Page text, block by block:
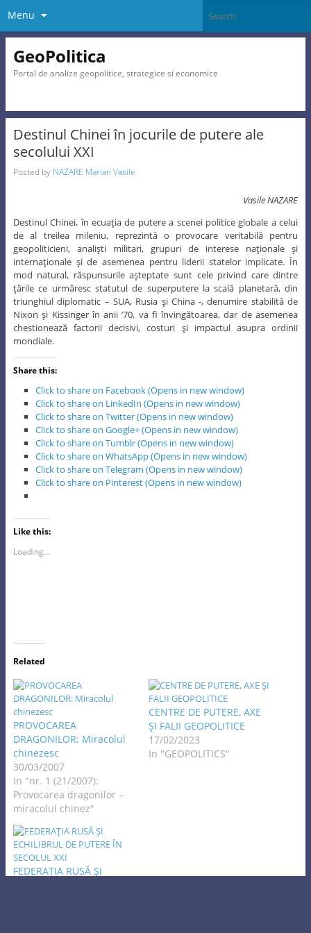
Menu
GeoPolitica
Portal de analize geopolitice, strategice si economice
Destinul Chinei în jocurile de putere ale
secolului XXI
Posted by NAZARE Marian Vasile
Vasile NAZARE
Destinul Chinei, în ecuaţia de putere a scenei politice globale a celui
de al treilea mileniu, reprezintă o provocare veritabilă pentru
geopoliticieni, analişti militari, grupuri de interese naţionale şi
internaţionale şi de asemenea pentru liderii statelor implicate. În
mod natural, răspunsurile aşteptate sunt cele privind care dintre
ţările ce urmăresc statutul de superputere la scală planetară, din
triunghiul diplomatic – SUA, Rusia şi China -, denumire stabilită de
Nixon şi Kissinger în anii ’70, va fi învingătoarea, dar de asemenea
chestionează factorii decisivi, costuri şi impactul asupra ordinii
mondiale.
Share this:
Click to share on Facebook (Opens in new window)
Click to share on LinkedIn (Opens in new window)
Click to share on Twitter (Opens in new window)
Click to share on Google+ (Opens in new window)
Click to share on Tumblr (Opens in new window)
Click to share on WhatsApp (Opens in new window)
Click to share on Telegram (Opens in new window)
Click to share on Pinterest (Opens in new window)
Like this:
Loading...
Related
PROVOCAREA
DRAGONILOR: Miracolul
chinezesc
30/03/2007
In "nr. 1 (21/2007):
Provocarea dragonilor –
miracolul chinez"
CENTRE DE PUTERE, AXE
ŞI FALII GEOPOLITICE
17/02/2023
In "GEOPOLITICS"
FEDERAŢIA RUSĂ ŞI